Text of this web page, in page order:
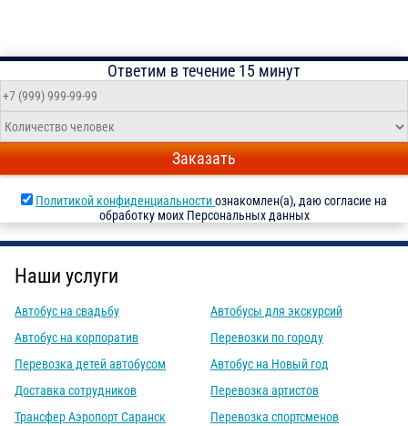
Ответим в течение 15 минут
Заказать
Политикой конфиденциальностиознакомлен(а), даю согласие на
обработку моих Персональных данных
Наши услуги
Автобус на свадьбу
Автобус на корпоратив
Перевозка детей автобусом
Доставка сотрудников
Трансфер Аэропорт Саранск
Автобусы для экскурсий
Перевозки по городу
Автобус на Новый год
Перевозка артистов
Перевозка спортсменов